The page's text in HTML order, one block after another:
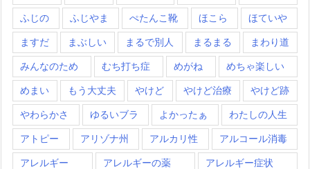
ふじの ふじやま ぺたんこ靴 ほこら ほていや
ますだ まぶしい まるで別人 まるまる まわり道
みんなのため むち打ち症 めがね めちゃ楽しい
めまい もう大丈夫 やけど やけど治療 やけど跡
やわらかさ ゆるいブラ よかったぁ わたしの人生
アトピー アリゾナ州 アルカリ性 アルコール消毒
アレルギー アレルギーの薬 アレルギー症状